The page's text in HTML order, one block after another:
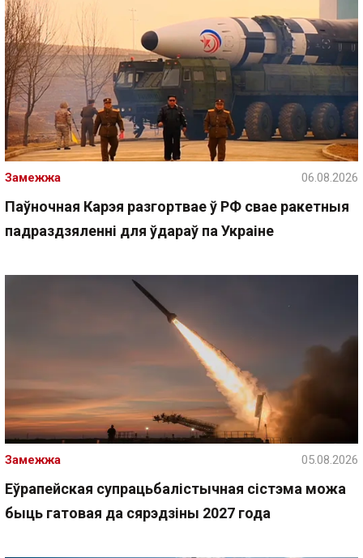
Паўночная Карэя разгортвае ў РФ свае ракетныя
падраздзяленні для ўдараў па Украіне
Замежжа 06.08.2026
Еўрапейская супрацьбалістычная сістэма можа
быць гатовая да сярэдзіны 2027 года
Замежжа 05.08.2026